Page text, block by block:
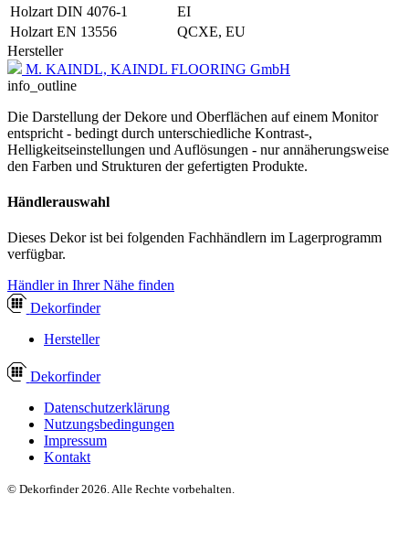
Holzart DIN 4076-1
EI
Holzart EN 13556
QCXE, EU
Hersteller
M. KAINDL, KAINDL FLOORING GmbH
info_outline
Die Darstellung der Dekore und Oberflächen auf einem Monitor
entspricht - bedingt durch unterschiedliche Kontrast-,
Helligkeitseinstellungen und Auflösungen - nur annäherungsweise
den Farben und Strukturen der gefertigten Produkte.
Händlerauswahl
Dieses Dekor ist bei folgenden Fachhändlern im Lagerprogramm
verfügbar.
Händler in Ihrer Nähe finden
Dekorfinder
Hersteller
Dekorfinder
Datenschutzerklärung
Nutzungsbedingungen
Impressum
Kontakt
© Dekorfinder 2026. Alle Rechte vorbehalten.